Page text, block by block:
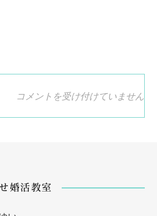
デートは｢一期一会｣と心得よは
コメントを受け付けていません
婚活教室